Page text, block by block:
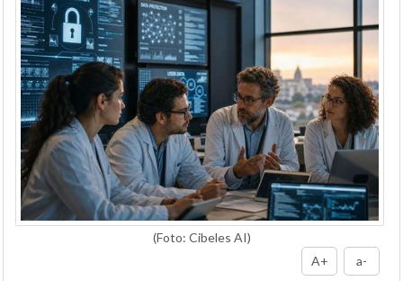
(Foto: Cibeles AI)
A+
a-